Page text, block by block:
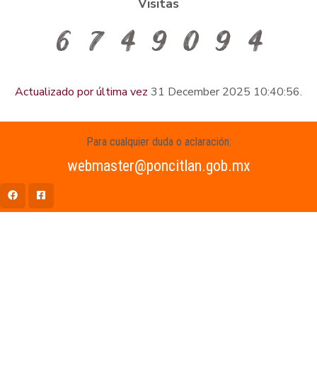
Actualizado por última vez 31 December 2025 10:40:56.
Para cualquier duda o aclaración:
webmaster@poncitlan.gob.mx